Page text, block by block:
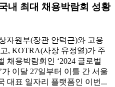
내 최대 채용박람회 성황
자원부(장관 안덕근)와 고용
, KOTRA(사장 유정열)가 주
채용박람회인 ‘2024 글로벌
가 이달 27일부터 이틀 간 서울
대표 일자리 플랫폼인 이번...